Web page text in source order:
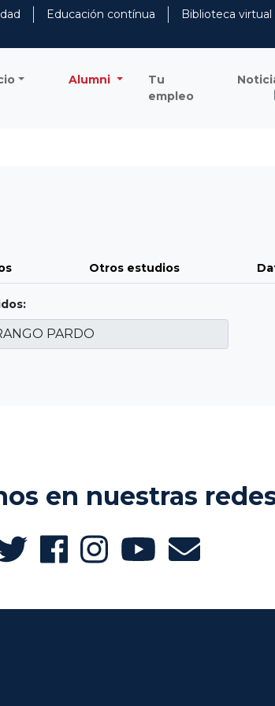
Educación contínua
Biblioteca virtual
Alumni
Tu
empleo
Otros estudios
en nuestras